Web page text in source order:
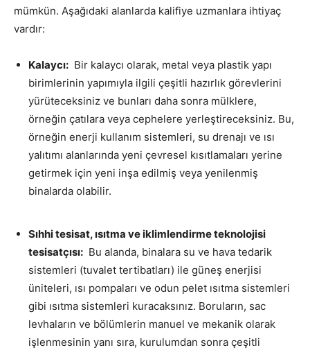
mümkün. Aşağıdaki alanlarda kalifiye uzmanlara ihtiyaç
vardır:
Kalaycı: Bir kalaycı olarak, metal veya plastik yapı
birimlerinin yapımıyla ilgili çeşitli hazırlık görevlerini
yürüteceksiniz ve bunları daha sonra mülklere,
örneğin çatılara veya cephelere yerleştireceksiniz. Bu,
örneğin enerji kullanım sistemleri, su drenajı ve ısı
yalıtımı alanlarında yeni çevresel kısıtlamaları yerine
getirmek için yeni inşa edilmiş veya yenilenmiş
binalarda olabilir.
Sıhhi tesisat, ısıtma ve iklimlendirme teknolojisi
tesisatçısı: Bu alanda, binalara su ve hava tedarik
sistemleri (tuvalet tertibatları) ile güneş enerjisi
üniteleri, ısı pompaları ve odun pelet ısıtma sistemleri
gibi ısıtma sistemleri kuracaksınız. Boruların, sac
levhaların ve bölümlerin manuel ve mekanik olarak
işlenmesinin yanı sıra, kurulumdan sonra çeşitli